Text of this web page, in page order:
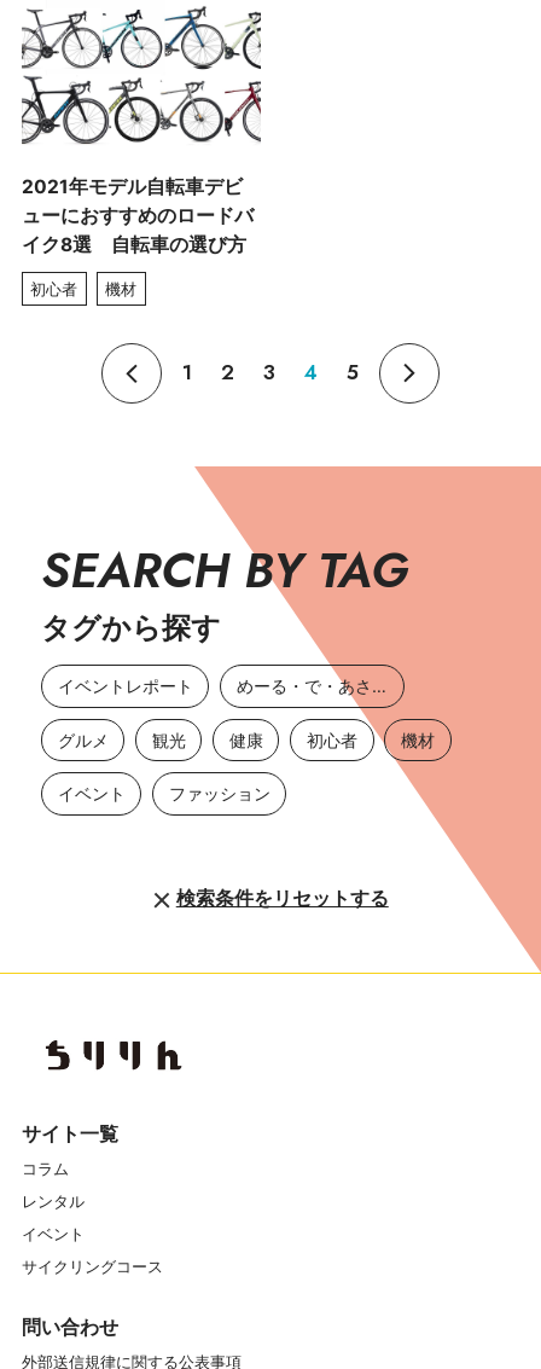
2021年モデル自転車デビ
ューにおすすめのロードバ
イク8選 自転車の選び方
初心者 機材
1 2 3 4 5
SEARCH BY TAG
タグから探す
イベントレポート めーる・で・あさひ
グルメ 観光 健康 初心者 機材
イベント ファッション
検索条件をリセットする
サイト一覧
コラム
レンタル
イベント
サイクリングコース
問い合わせ
外部送信規律に関する公表事項